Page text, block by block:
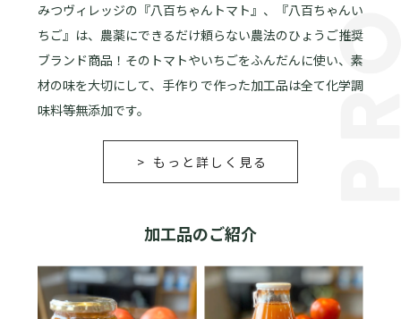
みつヴィレッジの『八百ちゃんトマト』、『八百ちゃんい
ちご』は、農薬にできるだけ頼らない農法のひょうご推奨
ブランド商品！そのトマトやいちごをふんだんに使い、素
材の味を大切にして、手作りで作った加工品は全て化学調
味料等無添加です。
もっと詳しく見る
加工品のご紹介